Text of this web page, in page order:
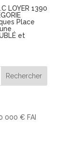
LOYER 1390
Place
et
000 € FAI